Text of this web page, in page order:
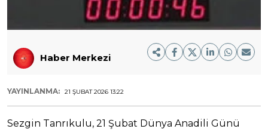
Haber Merkezi
YAYINLANMA: 21 ŞUBAT 2026 13:22
Sezgin Tanrıkulu, 21 Şubat Dünya Anadili Günü